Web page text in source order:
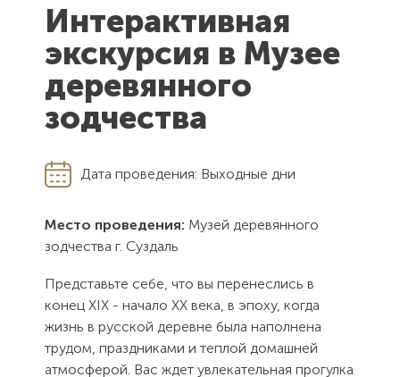
Интерактивная
экскурсия в Музее
деревянного
зодчества
Дата проведения: Выходные дни
Место проведения: Музей деревянного
зодчества г. Суздаль
Представьте себе, что вы перенеслись в
конец XIX - начало XX века, в эпоху, когда
жизнь в русской деревне была наполнена
трудом, праздниками и теплой домашней
атмосферой. Вас ждет увлекательная прогулка